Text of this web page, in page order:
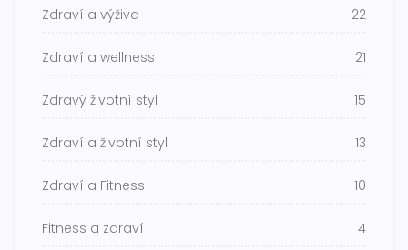
Zdraví a výživa 22
Zdraví a wellness 21
Zdravý životní styl 15
Zdraví a životní styl 13
Zdraví a Fitness 10
Fitness a zdraví 4